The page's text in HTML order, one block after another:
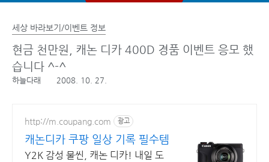
세상 바라보기/이벤트 정보
현금 천만원, 캐논 디카 400D 경품 이벤트 응모 했
습니다 ^-^
하늘다래 2008. 10. 27.
http://m.coupang.com 광고
캐논디카 쿠팡 일상 기록 필수템
Y2K 감성 물씬, 캐논 디카! 내일 도